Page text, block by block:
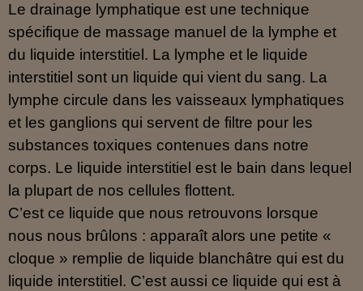
Le drainage lymphatique est une technique
spécifique de massage manuel de la lymphe et
du liquide interstitiel. La lymphe et le liquide
interstitiel sont un liquide qui vient du sang. La
lymphe circule dans les vaisseaux lymphatiques
et les ganglions qui servent de filtre pour les
substances toxiques contenues dans notre
corps. Le liquide interstitiel est le bain dans lequel
la plupart de nos cellules flottent.
C’est ce liquide que nous retrouvons lorsque
nous nous brûlons : apparaît alors une petite «
cloque » remplie de liquide blanchâtre qui est du
liquide interstitiel. C’est aussi ce liquide qui est à